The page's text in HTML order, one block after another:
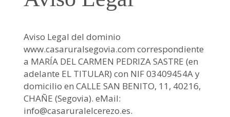
Aviso Legal del dominio
www.casaruralsegovia.com correspondiente
a MARÍA DEL CARMEN PEDRIZA SASTRE (en
adelante EL TITULAR) con NIF03409454Ay
domicilio en CALLE SAN BENITO, 11 , 40216,
CHAÑE (Segovia). eMail:
info@casaruralelcerezo.es.